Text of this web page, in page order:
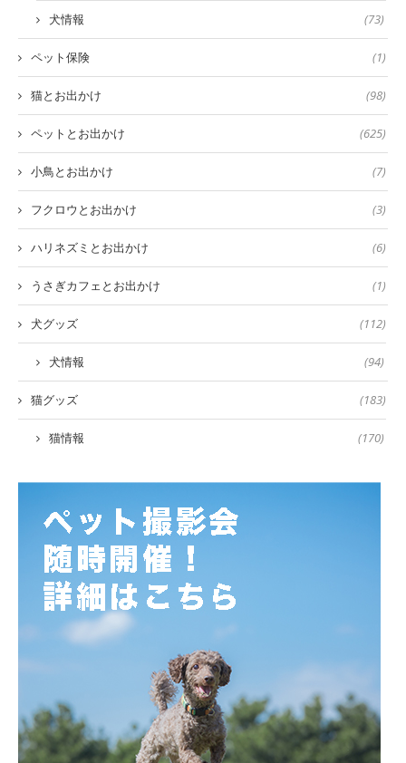
犬情報 (73)
ペット保険 (1)
猫とお出かけ (98)
ペットとお出かけ (625)
小鳥とお出かけ (7)
フクロウとお出かけ (3)
ハリネズミとお出かけ (6)
うさぎカフェとお出かけ (1)
犬グッズ (112)
犬情報 (94)
猫グッズ (183)
猫情報 (170)